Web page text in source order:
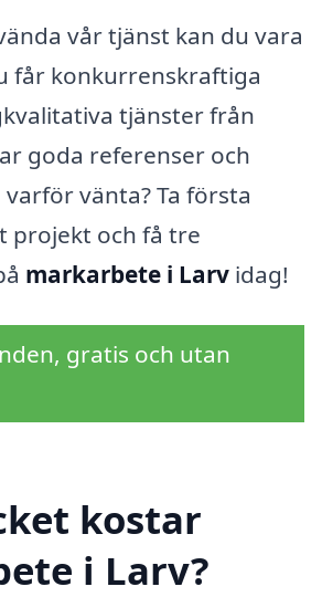
vår tjänst kan du vara
får konkurrenskraftiga
tjänster från
goda referenser och
vänta? Ta första
projekt och få tre
markarbete i Larv idag!
gratis och utan
kostar
i Larv?